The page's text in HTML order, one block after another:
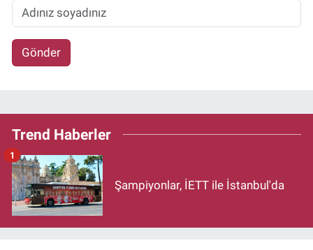
Gönder
Trend Haberler
Şampiyonlar, İETT ile İstanbul'da
1